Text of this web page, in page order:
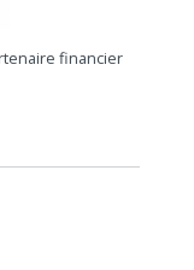
financier